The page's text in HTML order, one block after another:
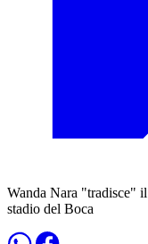
Wanda Nara "tradisce"
stadio del Boca